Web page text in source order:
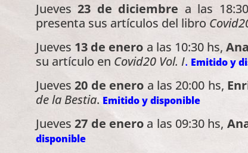
Jueves23 de diciembre a las
presenta sus artículos del libro
Jueves 13 de enero a las 10:30 hs,
su artículo en Covid20 Vol. I. Emitido y
Jueves 20 de enero a las 20:00 hs,
de la Bestia. Emitido y disponible
Jueves27 de enero a las 09:30 hs,
disponible